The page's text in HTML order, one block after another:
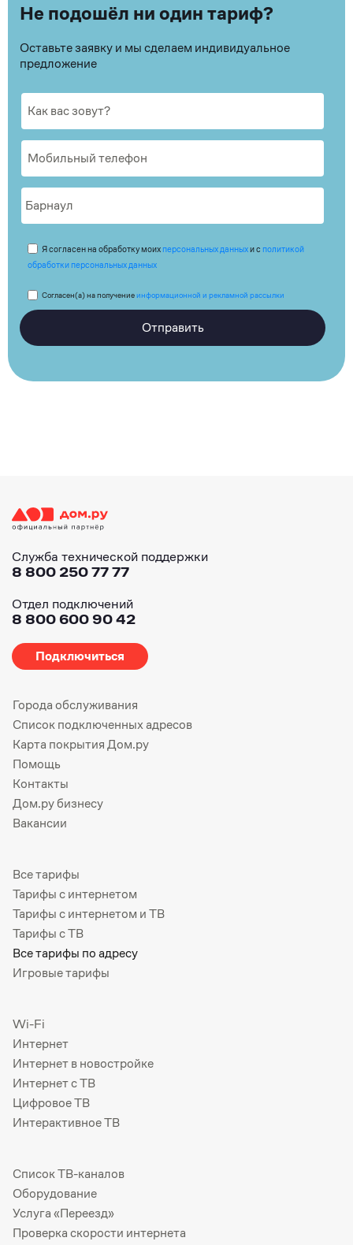
Не подошёл ни один тариф?
Оставьте заявку и мы сделаем индивидуальное
предложение
Я согласен на обработку моих персональных данныхи с политикой
обработки персональных данных
Согласен(а) на получениеинформационной и рекламной рассылки
Отправить
Служба технической поддержки
8 800 250 77 77
Отдел подключений
8 800 600 90 42
Подключиться
Города обслуживания
Список подключенных адресов
Карта покрытия Дом.ру
Помощь
Контакты
Дом.ру бизнесу
Вакансии
Все тарифы
Тарифы с интернетом
Тарифы с интернетом и ТВ
Тарифы с ТВ
Все тарифы по адресу
Игровые тарифы
Wi-Fi
Интернет
Интернет в новостройке
Интернет с ТВ
Цифровое ТВ
Интерактивное ТВ
Список ТВ-каналов
Оборудование
Услуга «Переезд»
Проверка скорости интернета